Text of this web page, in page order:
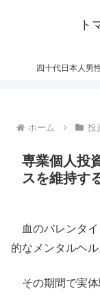
ト
四十代日本人男
ホーム 投
専業個人投
スを維持す
血のバレンタイ
的なメンタルヘ
その期間で実体